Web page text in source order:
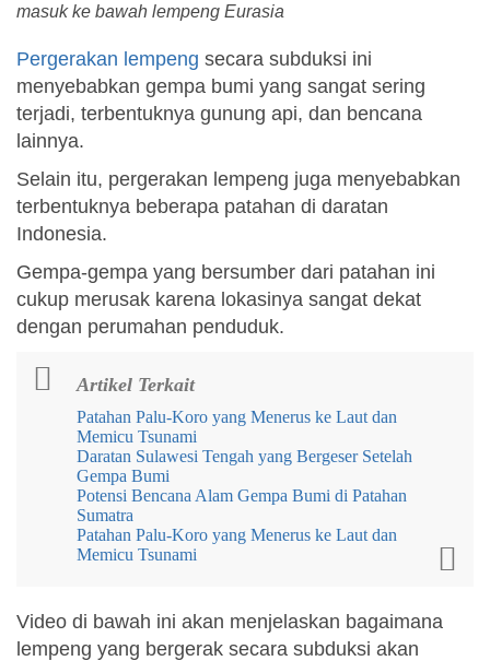
masuk ke bawah lempeng Eurasia
Pergerakan lempeng secara subduksi ini
menyebabkan gempa bumi yang sangat sering
terjadi, terbentuknya gunung api, dan bencana
lainnya.
Selain itu, pergerakan lempeng juga menyebabkan
terbentuknya beberapa patahan di daratan
Indonesia.
Gempa-gempa yang bersumber dari patahan ini
cukup merusak karena lokasinya sangat dekat
dengan perumahan penduduk.
Artikel Terkait
Patahan Palu-Koro yang Menerus ke Laut dan
Memicu Tsunami
Daratan Sulawesi Tengah yang Bergeser Setelah
Gempa Bumi
Potensi Bencana Alam Gempa Bumi di Patahan
Sumatra
Patahan Palu-Koro yang Menerus ke Laut dan
Memicu Tsunami
Video di bawah ini akan menjelaskan bagaimana
lempeng yang bergerak secara subduksi akan